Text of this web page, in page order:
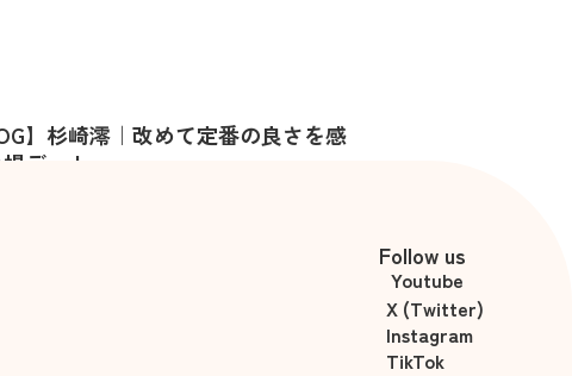
】杉崎澪｜改めて定番の良さを感
デート
Follow us
Youtube
X (Twitter)
Instagram
TikTok